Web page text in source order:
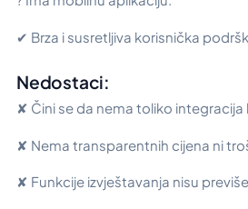
✔ Brza i susretljiva korisnička
Nedostaci:
✘ Čini se da nema toliko
✘ Nema transparentnih cijena ni
✘ Funkcije izvještavanja nisu